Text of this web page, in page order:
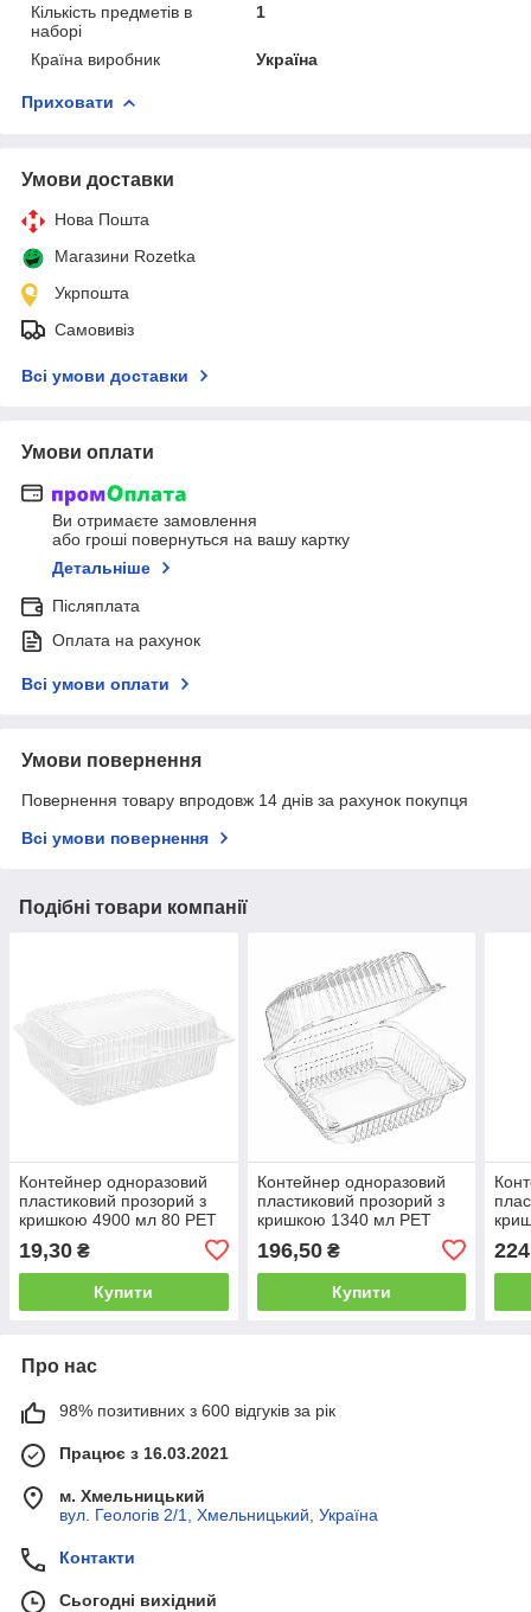
Кількість предметів в
наборі
1
Країна виробник Україна
Приховати
Умови доставки
Нова Пошта
Магазини Rozetka
Укрпошта
Самовивіз
Всі умови доставки
Умови оплати
Ви отримаєте замовлення
або гроші повернуться на вашу картку
Детальніше
Післяплата
Оплата на рахунок
Всі умови оплати
Умови повернення
Повернення товару впродовж 14 днів за рахунок покупця
Всі умови повернення
Подібні товари компанії
Контейнер одноразовий
пластиковий прозорий з
кришкою 4900 мл 80 PET
HF (265х205х79 мм) для
холодного, 150 шт/ящик
19,30 ₴
Купити
Контейнер одноразовий
пластиковий прозорий з
кришкою 1340 мл PET
холодного Pro Service, 25
шт/уп.
196,50₴
Купити
шт/
224
Про нас
98% позитивних з 600 відгуків за рік
Працює з 16.03.2021
м. Хмельницький
вул. Геологів 2/1, Хмельницький, Україна
Контакти
Сьогодні вихідний